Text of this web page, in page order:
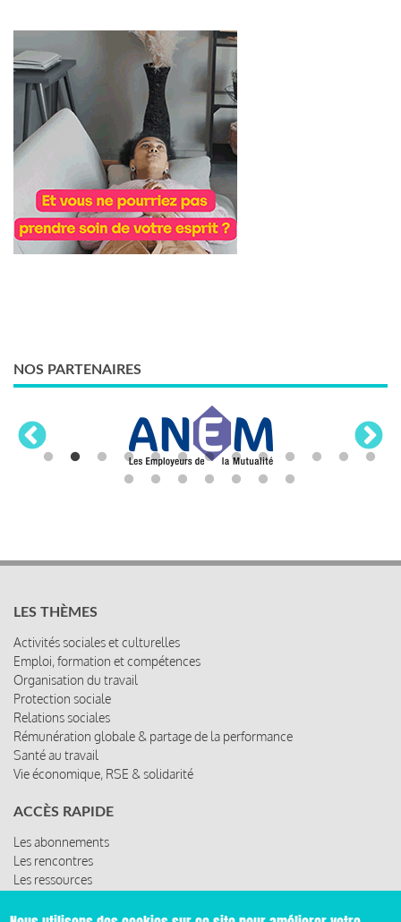
NOS PARTENAIRES
LES THÈMES
Activités sociales et culturelles
Emploi, formation et compétences
Organisation du travail
Protection sociale
Relations sociales
Rémunération globale & partage de la performance
Santé au travail
Vie économique, RSE & solidarité
ACCÈS RAPIDE
Les abonnements
Les rencontres
Les ressources